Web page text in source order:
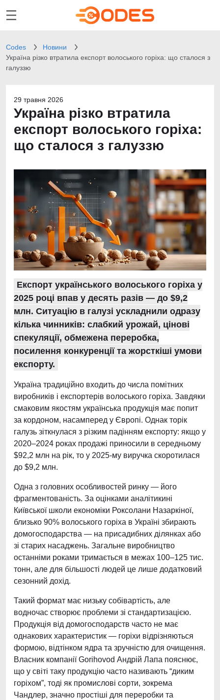
Codes
Новини
Україна різко втратила експорт волоського горіха: що сталося з
галуззю
29 травня 2026
Україна різко втратила
експорт волоського горіха:
що сталося з галуззю
Експорт українського волоського горіха у
2025 році впав у десять разів — до $9,2
млн. Ситуацію в галузі ускладнили одразу
кілька чинників: слабкий урожай, цінові
спекуляції, обмежена переробка,
посилення конкуренції та жорсткіші умови
експорту.
Україна традиційно входить до числа помітних
виробників і експортерів волоського горіха. Завдяки
смаковим якостям українська продукція має попит
за кордоном, насамперед у Європі. Однак торік
галузь зіткнулася з різким падінням експорту: якщо у
2020–2024 роках продажі приносили в середньому
$92,2 млн на рік, то у 2025-му виручка скоротилася
до $9,2 млн.
Одна з головних особливостей ринку — його
фрагментованість. За оцінками аналітикині
Київської школи економіки Роксолани Назаркіної,
близько 90% волоського горіха в Україні збирають
домогосподарства — на присадибних ділянках або
зі старих насаджень. Загальне виробництво
останніми роками тримається в межах 100–125 тис.
тонн, але для більшості людей це лише додатковий
сезонний дохід.
Такий формат має низьку собівартість, але
водночас створює проблеми зі стандартизацією.
Продукція від домогосподарств часто не має
однакових характеристик — горіхи відрізняються
формою, відтінком ядра та зручністю для очищення.
Власник компанії Gorihovod Андрій Лапа пояснює,
що у світі таку продукцію часто називають “диким
горіхом”, тоді як промислові сорти, зокрема
Чандлер, значно простіші для переробки та